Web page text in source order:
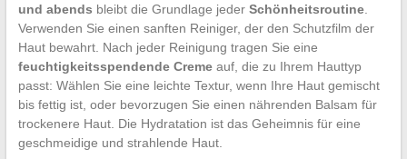
und abends bleibt die Grundlage jeder Schönheitsroutine.
Verwenden Sie einen sanften Reiniger, der den Schutzfilm der
Haut bewahrt. Nach jeder Reinigung tragen Sie eine
feuchtigkeitsspendende Cremeauf, die zu Ihrem Hauttyp
passt: Wählen Sie eine leichte Textur, wenn Ihre Haut gemischt
bis fettig ist, oder bevorzugen Sie einen nährenden Balsam für
trockenere Haut. Die Hydratation ist das Geheimnis für eine
geschmeidige und strahlende Haut.